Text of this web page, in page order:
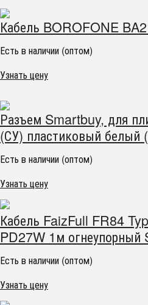
Кабель BOROFONE
Есть в наличии (оптом)
Узнать цену
Разъем Smartbuy, для
(СУ) пластиковый
Есть в наличии (оптом)
Узнать цену
Кабель FaizFull FR84
PD27W 1м огнеупорный
Есть в наличии (оптом)
Узнать цену